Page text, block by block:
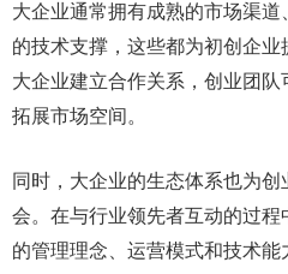
大企业通常拥有成熟的市场渠
的技术支撑，这些都为初创企
大企业建立合作关系，创业团队
拓展市场空间。
同时，大企业的生态体系也为
会。在与行业领先者互动的过
的管理理念、运营模式和技术